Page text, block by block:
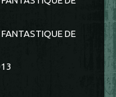
DE